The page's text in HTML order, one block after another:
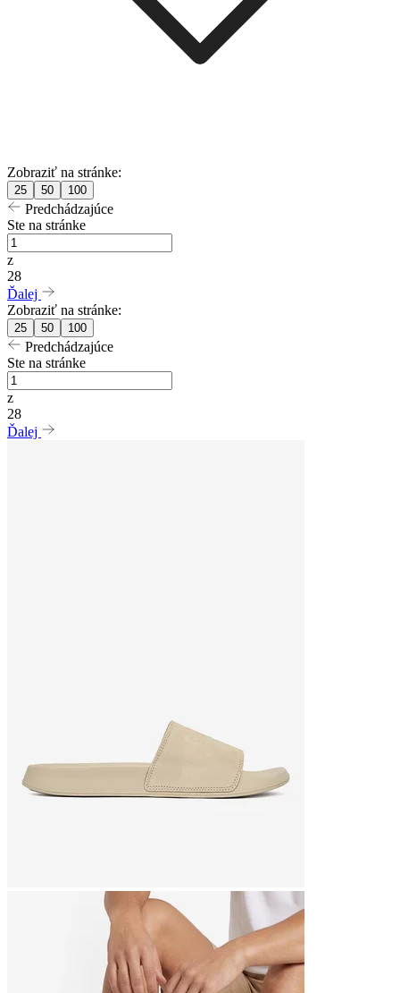
Zobraziť na stránke:
25 50 100
Predchádzajúce
Ste na stránke
z
28
Ďalej
Zobraziť na stránke:
25 50 100
Predchádzajúce
Ste na stránke
z
28
Ďalej